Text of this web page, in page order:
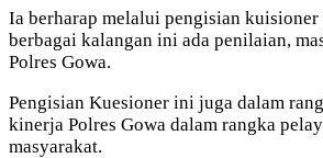
Ia berharap melalui pengisian
berbagai kalangan ini ada penilaian,
Polres Gowa.
Pengisian Kuesioner ini juga dalam
kinerja Polres Gowa dalam rangka
masyarakat.